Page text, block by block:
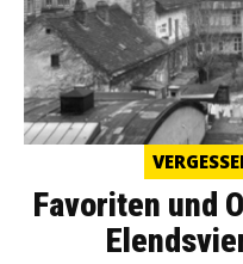
Favoriten und